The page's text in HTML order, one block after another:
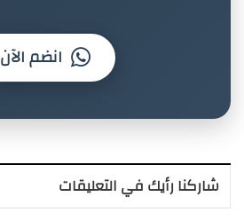
انضم الآن
شاركنا رأيك في التعليقات